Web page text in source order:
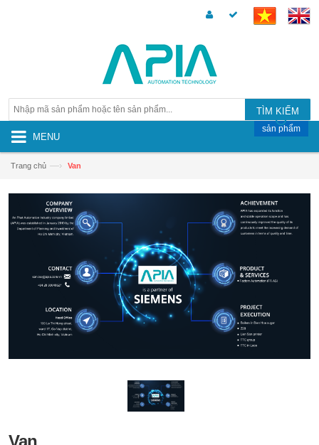
TÌM KIẾM
MENU
sản phẩm
Trang chủ —› Van